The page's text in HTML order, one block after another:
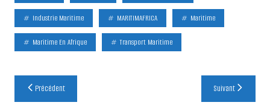
Industrie Maritime MARITIMAFRICA Maritime
Maritime En Afrique Transport Maritime
Navigation
de
Précédent Suivant